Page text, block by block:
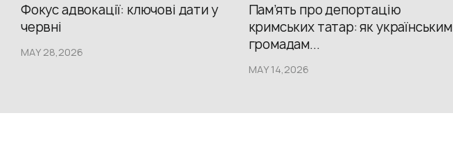
Фокус адвокації: ключові дати у
червні
MAY 28,2026
Пам’ять про депортацію
кримських татар: як українським
громадам...
MAY 14,2026